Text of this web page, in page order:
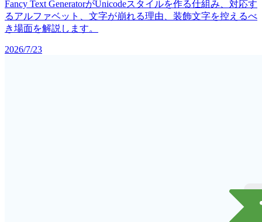
Fancy Text GeneratorがUnicodeスタイルを作る仕組み、対応す
るアルファベット、文字が崩れる理由、装飾文字を控えるべ
き場面を解説します。
2026/7/23